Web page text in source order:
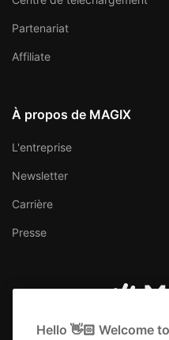
Partenariat
Affiliate
À propos de MAGIX
L'entreprise
Newsletter
Carrière
Presse
Hello 👋🏻 Welcome